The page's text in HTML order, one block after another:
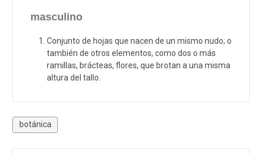
masculino
Conjunto de hojas que nacen de un mismo nudo; o
también de otros elementos, como dos o más
ramillas, brácteas, flores, que brotan a una misma
altura del tallo.
botánica